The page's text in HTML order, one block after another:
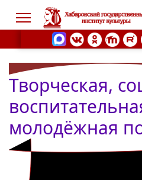
Творческая,
молодёжная